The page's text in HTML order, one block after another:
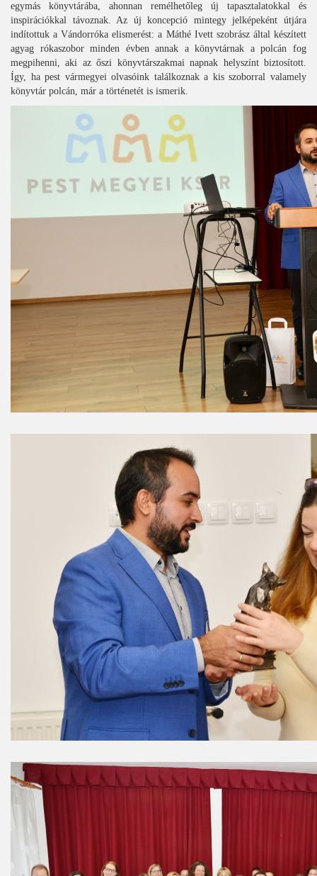
egymás könyvtárába, ahonnan remélhetőleg új tapasztalatokkal és
inspirációkkal távoznak. Az új koncepció mintegy jelképeként útjára
indítottuk a Vándorróka elismerést: a Máthé Ivett szobrász által készített
agyag rókaszobor minden évben annak a könyvtárnak a polcán fog
megpihenni, aki az őszi könyvtárszakmai napnak helyszínt biztosított.
Így, ha pest vármegyei olvasóink találkoznak a kis szoborral valamely
könyvtár polcán, már a történetét is ismerik.